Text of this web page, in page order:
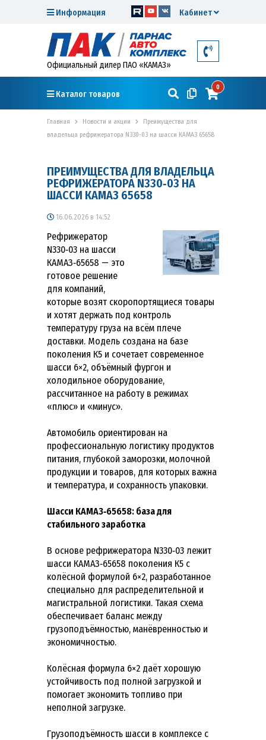
Кабинет
Информация
Официальный дилер ПАО «КАМАЗ»
Каталог товаров
0
Главная Новости и акции
Преимущества для
владельца рефрижератора N330‑03 на шасси КАМАЗ 65658
ПРЕИМУЩЕСТВА ДЛЯ ВЛАДЕЛЬЦА
РЕФРИЖЕРАТОРА N330‑03 НА
ШАССИ КАМАЗ 65658
16.06.2026 в 14:52
Рефрижератор
N330‑03 на шасси
КАМАЗ‑65658 — это
готовое решение
для компаний,
которые возят скоропортящиеся товары
и хотят держать под контроль
температуру груза на всём плече
доставки. Модель создана на базе
поколения К5 и сочетает современное
шасси 6×2, объёмный фургон и
холодильное оборудование,
рассчитанное на работу в режимах
«плюс» и «минус».
Автомобиль ориентирован на
профессиональную логистику продуктов
питания, глубокой заморозки, молочной
продукции и товаров, для которых важна
и температура, и сохранность упаковки.
Шасси КАМАЗ‑65658: база для
стабильного заработка
В основе рефрижератора N330‑03 лежит
шасси КАМАЗ‑65658 поколения К5 с
колёсной формулой 6×2, разработанное
специально для распределительной и
магистральной логистики. Такая схема
обеспечивает баланс между
грузоподъёмностью, манёвренностью и
экономичностью.
Колёсная формула 6×2 даёт хорошую
устойчивость под полной загрузкой и
помогает экономить топливо при
неполной загрузке.
Грузоподъёмность шасси в комплексе с